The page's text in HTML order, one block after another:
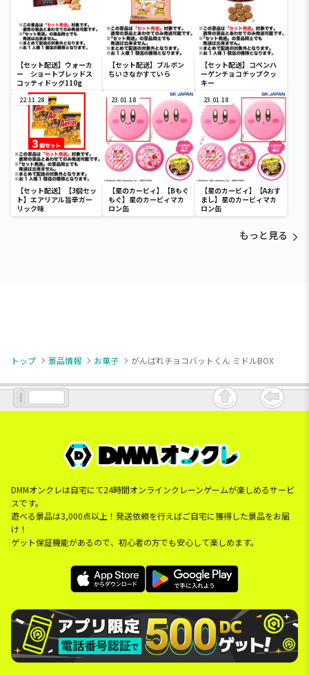
【セット配送】ウォーカ
ー ショートブレッドス
コッティドッグ110g
【セット配送】ブルボン
ちいさなかすていら
【セット配送】コペンハ
ーゲンチョコチップクッ
キー
22.11.28
【セット配送】【3個セッ
ト】エアリアル旨辛ガー
リック味
23.01.18
【星のカービィ】【Bもぐ
もぐ】星のカービィマカ
ロン缶
23.01.18
【星のカービィ】【Aおす
まし】星のカービィマカ
ロン缶
もっと見る
トップ 景品情報 お菓子 がんばれチョコバットくん ミドルBOX
DMMオンクレは自宅にて24時間オンラインクレーンゲームが楽しめるサービ
スです。
遊べる景品は3,000点以上！発送依頼を行えばご自宅に獲得した景品をお届
け！
ゲット保証機能があるので、初心者の方でも安心して楽しめます。